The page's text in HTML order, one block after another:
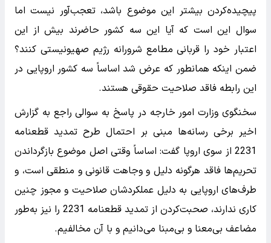
پیچیده‌کردن بیشتر این موضوع باشد، تعجب‌آور نیست اما
سوال این است که آیا این سه کشور حاضرند بیش از این
اعتبار خود را قربانی مطامع شرورانه رژیم صهیونیستی کنند؟
ضمن اینکه همانطور که عرض شد اساساً سه کشور اروپایی در
این رابطه فاقد صلاحیت حقوقی هستند.
سخنگوی وزارت امور خارجه در پاسخ به سوالی راجع به گزارش
اخیر برخی رسانه‌ها مبنی بر احتمال طرح تمدید قطعنامه
2231 از سوی اروپا گفت: اساساً وقتی اصل موضوع بازگرداندن
تحریم‌ها فاقد هرگونه دلیل و وجاهت قانونی و منطقی است، و
طرف‌های اروپایی به دلیل عملکردشان صلاحیت و مجوز چنین
کاری ندارند، صحبت‌کردن از تمدید قطعنامه 2231 را نیز به‌طور
مضاعف بی‌معنا و بی‌مبنا می‌دانیم و با آن مخالفیم.